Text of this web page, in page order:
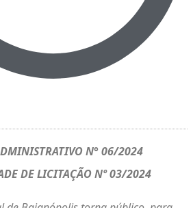
N° 06/2024
DE LICITAÇÃO Nº 03/2024